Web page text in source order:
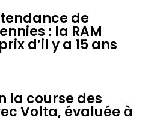
tendance de
: la RAM
d’il y a 15 ans
la course des
Volta, évaluée à